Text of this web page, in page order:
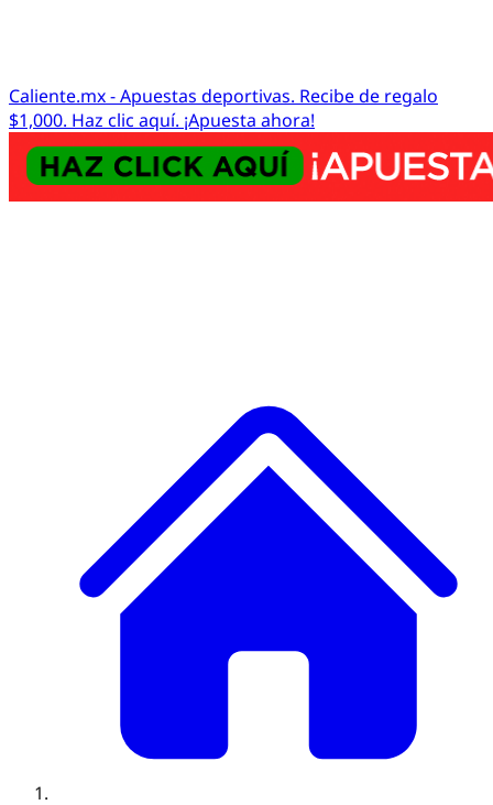
Caliente.mx - Apuestas deportivas. Recibe de regalo
$1,000. Haz clic aquí. ¡Apuesta ahora!